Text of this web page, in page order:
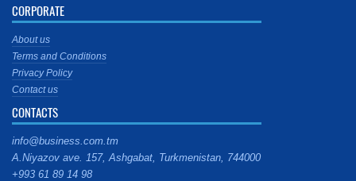
CORPORATE
About us
Terms and Conditions
Privacy Policy
Contact us
CONTACTS
info@business.com.tm
A.Niyazov ave. 157, Ashgabat, Turkmenistan, 744000
+993 61 89 14 98